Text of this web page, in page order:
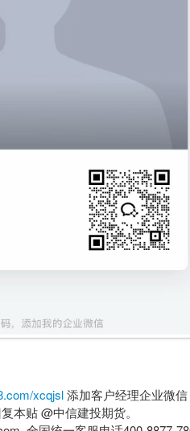
xcqjsl添加客户经理企业微
本贴 @中信建投期货。